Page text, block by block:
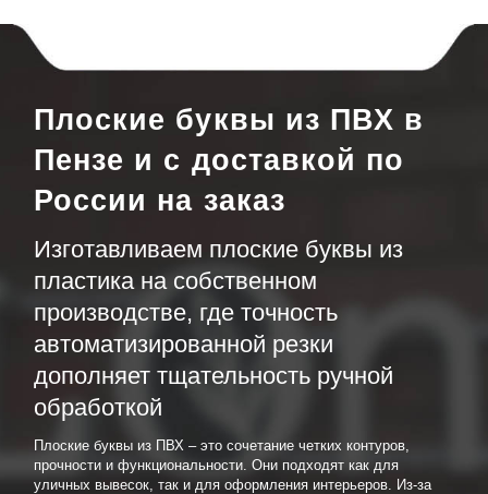
Плоские буквы из ПВХ в
Пензе и с доставкой по
России на заказ
Изготавливаем плоские буквы из
пластика на собственном
производстве, где точность
автоматизированной резки
дополняет тщательность ручной
обработкой
Плоские буквы из ПВХ – это сочетание четких контуров,
прочности и функциональности. Они подходят как для
уличных вывесок, так и для оформления интерьеров. Из-за